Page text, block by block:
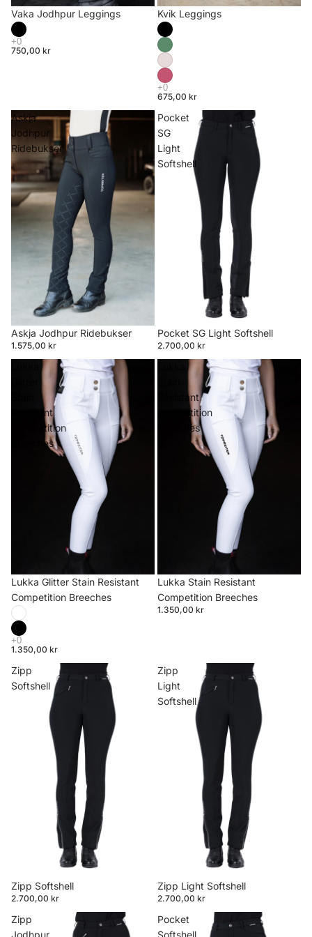
Vaka Jodhpur Leggings
750,00 kr
Kvik Leggings
675,00 kr
Askja
Jodhpur
Ridebukser
Askja Jodhpur Ridebukser
1.575,00 kr
Pocket
SG
Light
Softshell
Pocket SG Light Softshell
2.700,00 kr
Resistant
Competition
Breeches
Lukka Glitter Stain Resistant
Competition Breeches
1.350,00 kr
Resistant
Competition
Breeches
Lukka Stain Resistant
Competition Breeches
1.350,00 kr
Zipp
Softshell
Zipp Softshell
2.700,00 kr
Zipp
Light
Softshell
Zipp Light Softshell
2.700,00 kr
Zipp
Pocket